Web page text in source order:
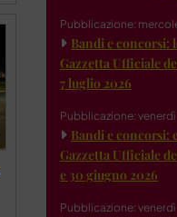
Pubblicazione:
Bandi e concorsi:
Gazzetta Ufficiale
7 luglio 2026
Pubblicazione:
Bandi e concorsi:
Gazzetta Ufficiale
e 30 giugno 2026
Pubblicazione: